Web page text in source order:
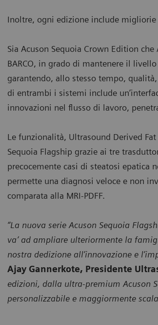
Inoltre, ogni edizione include
Sia Acuson Sequoia Crown Edition
BARCO, in grado di mantenere il
garantendo, allo stesso tempo,
di entrambi i sistemi include
innovazioni nel flusso di lavoro,
Le funzionalità, Ultrasound Derived
Sequoia Flagship grazie ai tre
precocemente casi di steatosi epatica
permette una diagnosi veloce e non
comparata alla MRI-PDFF.
“La nuova serie Acuson Sequoia
va’ ad ampliare ulteriormente la
nostra dedizione all’innovazione e
Ajay Gannerkote, Presidente
edizioni, dalla ultra-premium Acuson
personalizzabile e maggiormente